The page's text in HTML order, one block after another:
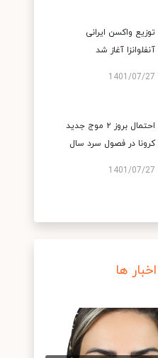
توزیع واکسن ایرانی
آنفلوانزا آغاز شد
1401/07/27
احتمال بروز ۲ موج جدید
کرونا در فصول سرد سال
1401/07/27
اخبار ها